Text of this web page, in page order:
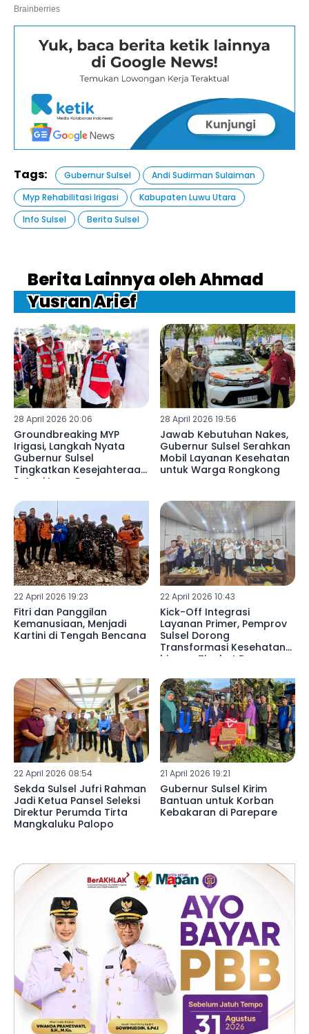
Tags: Gubernur Sulsel
Andi Sudirman Sulaiman
Myp Rehabilitasi Irigasi
Kabupaten Luwu Utara
Info Sulsel
Berita Sulsel
Berita Lainnya oleh Ahmad
Yusran Arief
28 April 2026 20:06
Groundbreaking MYP
Irigasi, Langkah Nyata
Gubernur Sulsel
Tingkatkan Kesejahteraan
Petani Luwu Raya
28 April 2026 19:56
Jawab Kebutuhan Nakes,
Gubernur Sulsel Serahkan
Mobil Layanan Kesehatan
untuk Warga Rongkong
22 April 2026 19:23
Fitri dan Panggilan
Kemanusiaan, Menjadi
Kartini di Tengah Bencana
22 April 2026 10:43
Kick-Off Integrasi
Layanan Primer, Pemprov
Sulsel Dorong
Transformasi Kesehatan
hingga Tingkat Desa
22 April 2026 08:54
Sekda Sulsel Jufri Rahman
Jadi Ketua Pansel Seleksi
Direktur Perumda Tirta
Mangkaluku Palopo
21 April 2026 19:21
Gubernur Sulsel Kirim
Bantuan untuk Korban
Kebakaran di Parepare